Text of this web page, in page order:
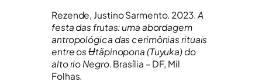
Rezende, Justino Sarmento. 2023. A
festa das frutas: uma abordagem
antropológica das cerimônias rituais
entre os Ʉtãpinopona (Tuyuka) do
alto rio Negro. Brasília – DF, Mil
Folhas.